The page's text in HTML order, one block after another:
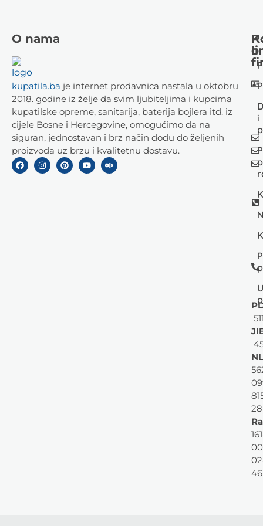
O nama
kupatila.ba je internet prodavnica nastala u oktobru
2018. godine iz želje da svim ljubiteljima i kupcima
kupatilske opreme, sanitarija, baterija bojlera itd. iz
cijele Bosne i Hercegovine, omogućimo da na
siguran, jednostavan i brz način dođu do željenih
proizvoda uz brzu i kvalitetnu dostavu.
i
o
28
46